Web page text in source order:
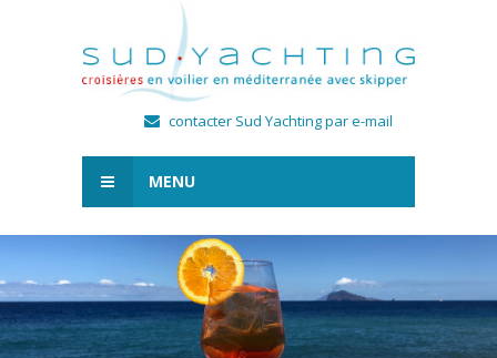
contacter Sud Yachting par e-mail
MENU